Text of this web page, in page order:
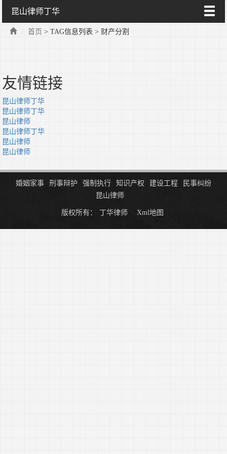
昆山律师丁华
首页 > TAG信息列表 > 财产分割
友情链接
昆山律师丁华
昆山律师丁华
昆山律师
昆山律师丁华
昆山律师
昆山律师
婚姻家事 刑事辩护 强制执行 知识产权 建设工程
民事纠纷
昆山律师
版权所有： 丁华律师 Xml地图